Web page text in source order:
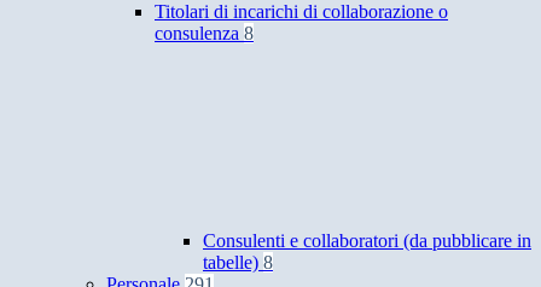
Titolari di incarichi di collaborazione o
consulenza 8
Consulenti e collaboratori (da pubblicare in
tabelle) 8